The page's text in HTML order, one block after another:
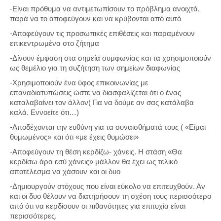
-Είναι πρόθυμα να αντιμετωπίσουν το πρόβλημα ανοιχτά,
παρά να το αποφεύγουν και να κρύβονται από αυτό
-Αποφεύγουν τις προσωπικές επιθέσεις και παραμένουν
επικεντρωμένα στο ζήτημα
-Δίνουν έμφαση στα σημεία συμφωνίας και τα χρησιμοποιούν
ως θεμέλιο για τη συζήτηση των σημείων διαφωνίας
-Χρησιμοποιούν ένα ύφος επικοινωνίας με
επαναδιατυπώσεις ώστε να διασφαλίζεται ότι ο ένας
καταλαβαίνει τον άλλον( Για να δούμε αν σας κατάλαβα
καλά. Εννοείτε ότι…)
-Αποδέχονται την ευθύνη για τα συναισθήματά τους ( «Είμαι
θυμωμένος» και ότι «με έχεις θυμώσει»
-Αποφεύγουν τη θέση κερδίζω- χάνεις. Η στάση «Θα
κερδίσω άρα εσύ χάνεις» μάλλον θα έχει ως τελικό
αποτέλεσμα να χάσουν και οι δυο
-Δημιουργούν στόχους που είναι εύκολο να επιτευχθούν. Αν
και οι δυο θέλουν να διατηρήσουν τη σχέση τους περισσότερο
από ότι να κερδίσουν οι πιθανότητες για επιτυχία είναι
περισσότερες.